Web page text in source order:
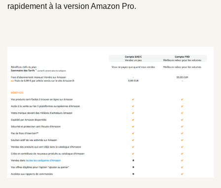
rapidement à la version Amazon Pro.